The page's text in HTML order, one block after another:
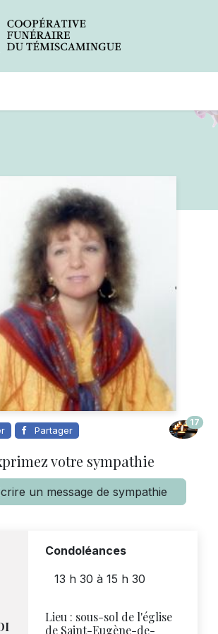
Partager
17
votre sympathie
un message de sympathie
Condoléances
13 h 30 à 15 h 30
Lieu : sous-sol de l'église
de Saint-Eugène-de-